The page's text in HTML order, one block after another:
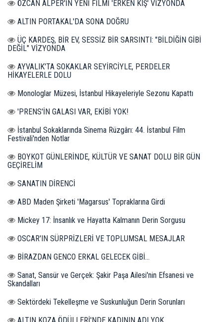
ÖZCAN ALPER'İN YENİ FİLMİ 'ERKEN KIŞ' VİZYONDA
ALTIN PORTAKAL'DA SONA DOĞRU
ÜÇ KARDEŞ, BİR EV, SESSİZ BİR SARSINTI: "BİLDİĞİN GİBİ
DEĞİL" VİZYONDA
AYVALIK'TA SOKAKLAR SEYİRCİYLE, PERDELER
HİKAYELERLE DOLU
Monologlar Müzesi, İstanbul Hikayeleriyle Sezonu Kapattı
'PRENS'İN GALASI VAR, EKİBİ YOK!
İstanbul Sokaklarında Sinema Rüzgârı: 44. İstanbul Film
Festivali'nden Notlar
BOYKOT GÜNLERİNDE, KÜLTÜR VE SANAT DOLU BİR GÜN
GEÇİRELİM
SANATIN DİRENCİ
ABD Maden Şirketi 'Magarsus' Topraklarına Girdi
Mickey 17: İnsanlık ve Hayatta Kalmanın Derin Sorgusu
OSCAR'IN SÜRPRİZLERİ VE TOPLUMSAL MESAJLAR
BİRAZDAN GENCO ERKAL GELECEK GİBİ...
Sanat, Sansür ve Gerçek: Şakir Paşa Ailesi'nin Efsanesi ve
Skandalları
Sektördeki Tekelleşme ve Suskunluğun Derin Sorunları
ALTIN KOZA ÖDÜLLERİ'NDE KADININ ADI YOK